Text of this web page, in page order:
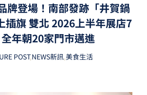
牌登場！南部發跡「井賀鍋
插旗 雙北 2026上半年展店7
年朝20家門市邁進
POST,NEWS新訊,美食生活